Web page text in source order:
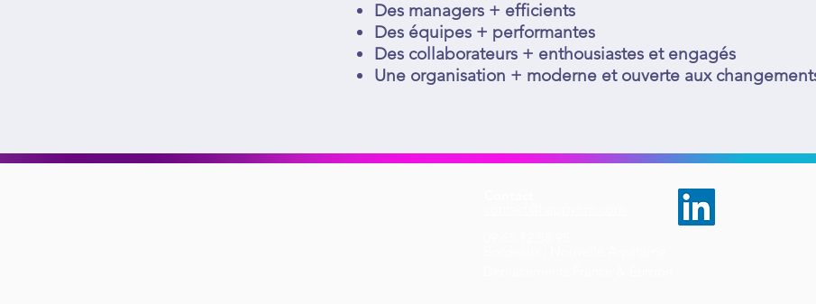
Des managers + efficients
Des équipes + performantes
Des collaborateurs + enthousiastes et engagés
Une organisation + moderne et ouverte aux